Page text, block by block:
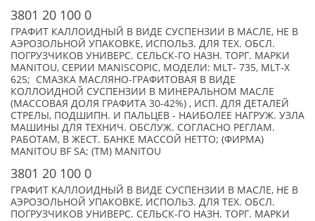
3801 20 100 0
ГРАФИТ КАЛЛОИДНЫЙ В ВИДЕ СУСПЕНЗИИ В МАСЛЕ, НЕ В
АЭРОЗОЛЬНОЙ УПАКОВКЕ, ИСПОЛЬЗ. ДЛЯ ТЕХ. ОБСЛ.
ПОГРУЗЧИКОВ УНИВЕРС. СЕЛЬСК-ГО НАЗН. ТОРГ. МАРКИ
MANITOU, СЕРИИ MANISCOPIC, МОДЕЛИ: MLT- 735, MLT-X
625; СМАЗКА МАСЛЯНО-ГРАФИТОВАЯ В ВИДЕ
КОЛЛОИДНОЙ СУСПЕНЗИИ В МИНЕРАЛЬНОМ МАСЛЕ
(МАССОВАЯ ДОЛЯ ГРАФИТА 30-42%) , ИСП. ДЛЯ ДЕТАЛЕЙ
СТРЕЛЫ, ПОДШИПН. И ПАЛЬЦЕВ - НАИБОЛЕЕ НАГРУЖ. УЗЛА
МАШИНЫ ДЛЯ ТЕХНИЧ. ОБСЛУЖ. СОГЛАСНО РЕГЛАМ.
РАБОТАМ, В ЖЕСТ. БАНКЕ МАССОЙ НЕТТО; (ФИРМА)
MANITOU BF SA; (TM) MANITOU
3801 20 100 0
ГРАФИТ КАЛЛОИДНЫЙ В ВИДЕ СУСПЕНЗИИ В МАСЛЕ, НЕ В
АЭРОЗОЛЬНОЙ УПАКОВКЕ, ИСПОЛЬЗ. ДЛЯ ТЕХ. ОБСЛ.
ПОГРУЗЧИКОВ УНИВЕРС. СЕЛЬСК-ГО НАЗН. ТОРГ. МАРКИ